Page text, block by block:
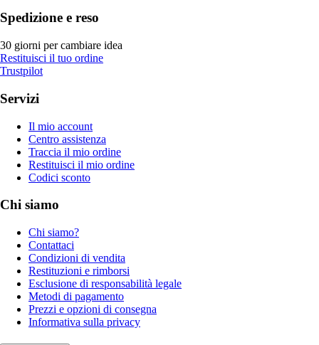
Spedizione e reso
30 giorni per cambiare idea
Restituisci il tuo ordine
Trustpilot
Servizi
Il mio account
Centro assistenza
Traccia il mio ordine
Restituisci il mio ordine
Codici sconto
Chi siamo
Chi siamo?
Contattaci
Condizioni di vendita
Restituzioni e rimborsi
Esclusione di responsabilità legale
Metodi di pagamento
Prezzi e opzioni di consegna
Informativa sulla privacy